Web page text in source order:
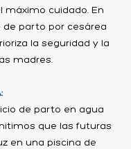
máximo cuidado. En
de parto por cesárea
la seguridad y la
madres.
de parto en agua
que las futuras
en una piscina de